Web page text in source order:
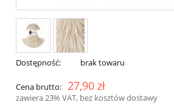
Dostępność: brak towaru
Cena brutto: 27,90 zł
zawiera 23% VAT, bez kosztów dostawy